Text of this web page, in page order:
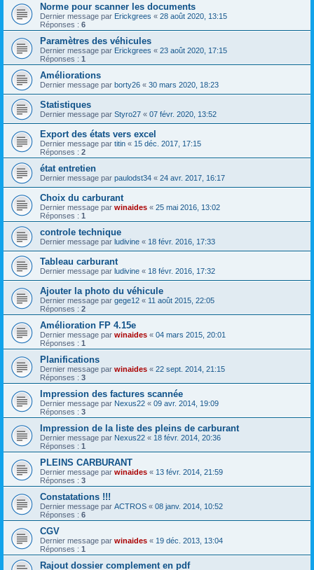
Norme pour scanner les documents
Dernier message par Erickgrees « 28 août 2020, 13:15
Réponses : 6
Paramètres des véhicules
Dernier message par Erickgrees « 23 août 2020, 17:15
Réponses : 1
Améliorations
Dernier message par borty26 « 30 mars 2020, 18:23
Statistiques
Dernier message par Styro27 « 07 févr. 2020, 13:52
Export des états vers excel
Dernier message par titin « 15 déc. 2017, 17:15
Réponses : 2
état entretien
Dernier message par paulodst34 « 24 avr. 2017, 16:17
Choix du carburant
Dernier message par winaides « 25 mai 2016, 13:02
Réponses : 1
controle technique
Dernier message par ludivine « 18 févr. 2016, 17:33
Tableau carburant
Dernier message par ludivine « 18 févr. 2016, 17:32
Ajouter la photo du véhicule
Dernier message par gege12 « 11 août 2015, 22:05
Réponses : 2
Amélioration FP 4.15e
Dernier message par winaides « 04 mars 2015, 20:01
Réponses : 1
Planifications
Dernier message par winaides « 22 sept. 2014, 21:15
Réponses : 3
Impression des factures scannée
Dernier message par Nexus22 « 09 avr. 2014, 19:09
Réponses : 3
Impression de la liste des pleins de carburant
Dernier message par Nexus22 « 18 févr. 2014, 20:36
Réponses : 1
PLEINS CARBURANT
Dernier message par winaides « 13 févr. 2014, 21:59
Réponses : 3
Constatations !!!
Dernier message par ACTROS « 08 janv. 2014, 10:52
Réponses : 6
CGV
Dernier message par winaides « 19 déc. 2013, 13:04
Réponses : 1
Rajout dossier complement en pdf